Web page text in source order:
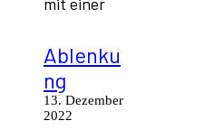
Ablenku
ng
13. Dezember
2022